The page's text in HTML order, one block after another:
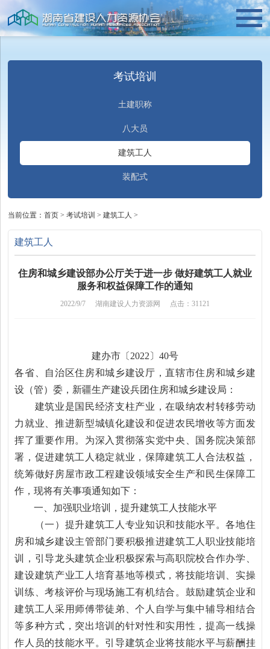
考试培训
土建职称
八大员
建筑工人
装配式
当前位置：首页 >考试培训 >建筑工人 >
建筑工人
住房和城乡建设部办公厅关于进一步 做好建筑工人就业
服务和权益保障工作的通知
2022/9/7 湖南建设人力资源网 点击：31121
建办市〔2022〕40号
各省、自治区住房和城乡建设厅，直辖市住房和城乡建
设（管）委，新疆生产建设兵团住房和城乡建设局：
建筑业是国民经济支柱产业，在吸纳农村转移劳动
力就业、推进新型城镇化建设和促进农民增收等方面发
挥了重要作用。为深入贯彻落实党中央、国务院决策部
署，促进建筑工人稳定就业，保障建筑工人合法权益，
统筹做好房屋市政工程建设领域安全生产和民生保障工
作，现将有关事项通知如下：
一、加强职业培训，提升建筑工人技能水平
（一）提升建筑工人专业知识和技能水平。各地住
房和城乡建设主管部门要积极推进建筑工人职业技能培
训，引导龙头建筑企业积极探索与高职院校合作办学、
建设建筑产业工人培育基地等模式，将技能培训、实操
训练、考核评价与现场施工有机结合。鼓励建筑企业和
建筑工人采用师傅带徒弟、个人自学与集中辅导相结合
等多种方式，突出培训的针对性和实用性，提高一线操
作人员的技能水平。引导建筑企业将技能水平与薪酬挂